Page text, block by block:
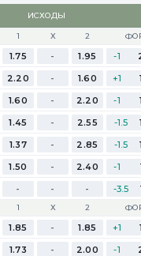
ИСХОДЫ
1 Х 2
1.75 - 1.95 -1
2.20 - 1.60 +1
1.60 - 2.20 -1
1.45 - 2.55 -1.5
1.37 - 2.85 -1.5
1.50 - 2.40 -1
- - - -3.5
1 Х 2
1.85 - 1.85 +1
1.73 - 2.00 -1